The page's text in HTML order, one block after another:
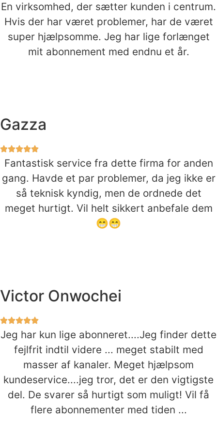
En virksomhed, der sætter kunden i centrum.
Hvis der har været problemer, har de været
super hjælpsomme. Jeg har lige forlænget
mit abonnement med endnu et år.
Gazza
Fantastisk service fra dette firma for anden
gang. Havde et par problemer, da jeg ikke er
så teknisk kyndig, men de ordnede det
meget hurtigt. Vil helt sikkert anbefale dem
😁😁
Victor Onwochei
Jeg har kun lige abonneret....Jeg finder dette
fejlfrit indtil videre ... meget stabilt med
masser af kanaler. Meget hjælpsom
kundeservice....jeg tror, det er den vigtigste
del. De svarer så hurtigt som muligt! Vil få
flere abonnementer med tiden ...